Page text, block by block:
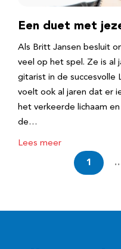
Een duet met
Als Britt Jansen besluit
veel op het spel. Ze is al
gitarist in de succesvolle
voelt ook al jaren dat er
het verkeerde lichaam
de…
Lees meer
1